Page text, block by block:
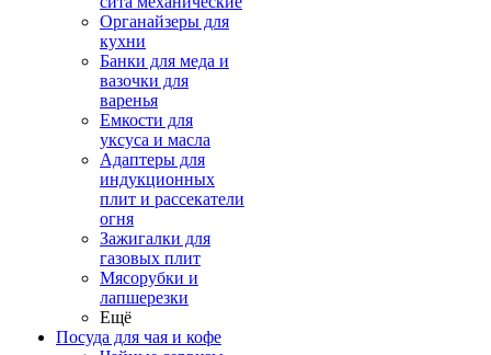
Органайзеры для
кухни
Банки для меда и
вазочки для
варенья
Емкости для
уксуса и масла
Адаптеры для
индукционных
плит и рассекатели
огня
Зажигалки для
газовых плит
Мясорубки и
лапшерезки
Ещё
Посуда для чая и кофе